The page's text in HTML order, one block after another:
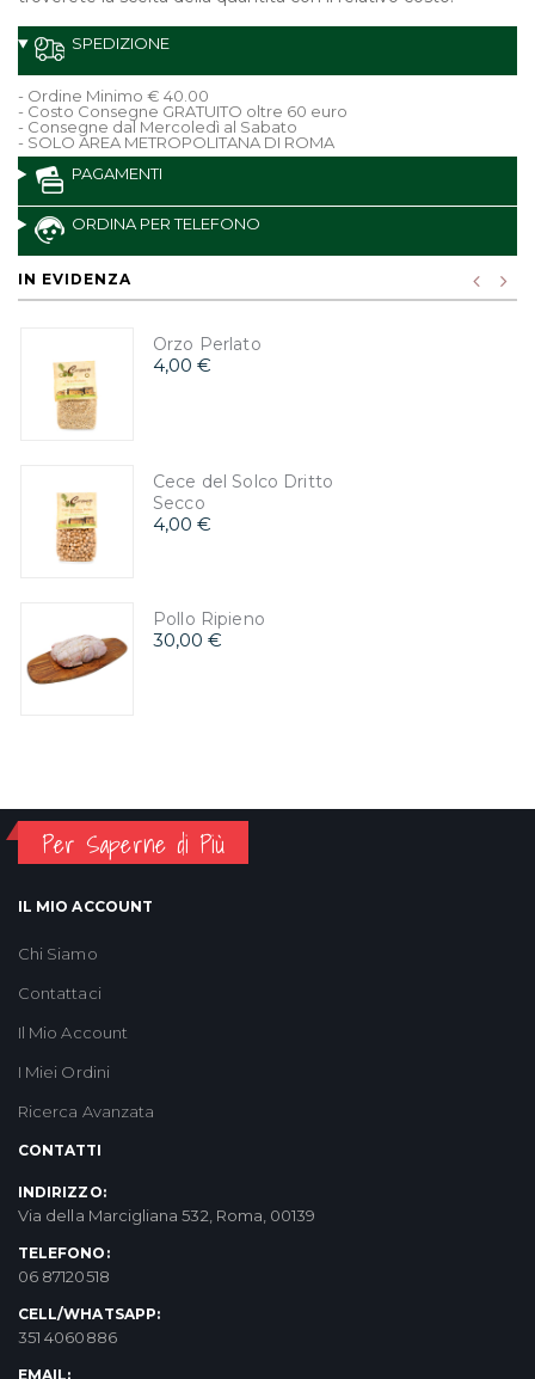
SPEDIZIONE
- Ordine Minimo € 40.00
- Costo Consegne GRATUITO oltre 60 euro
- Consegne dal Mercoledì al Sabato
- SOLO AREA METROPOLITANA DI ROMA
PAGAMENTI
ORDINA PER TELEFONO
IN EVIDENZA
Orzo Perlato
4,00 €
Cece del Solco Dritto
Secco
4,00 €
Pollo Ripieno
30,00 €
Per Saperne di Più
IL MIO ACCOUNT
Chi Siamo
Contattaci
Il Mio Account
I Miei Ordini
Ricerca Avanzata
CONTATTI
INDIRIZZO:
Via della Marcigliana 532, Roma, 00139
TELEFONO:
06 87120518
CELL/WHATSAPP:
351 4060886
EMAIL: